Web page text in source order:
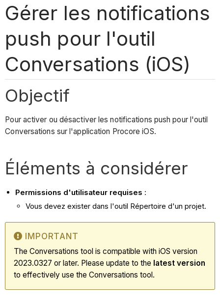
Gérer les notifications
push pour l'outil
Conversations (iOS)
Objectif
Pour activer ou désactiver les notifications push pour l'outil
Conversations sur l'application Procore iOS.
Éléments à considérer
Permissions d'utilisateur requises :
Vous devez exister dans l'outil Répertoire d'un projet.
IMPORTANT
The Conversations tool is compatible with iOS version
2023.0327 or later. Please update to the latest version
to effectively use the Conversations tool.